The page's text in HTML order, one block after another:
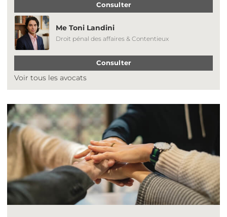
Consulter
Me Toni Landini
Droit pénal des affaires & Contentieux
Consulter
Voir tous les avocats